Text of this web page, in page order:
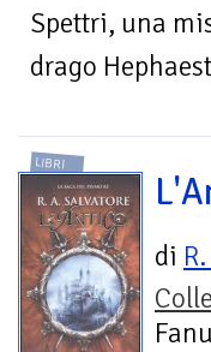
Spettri, una
drago
LIBRI
di